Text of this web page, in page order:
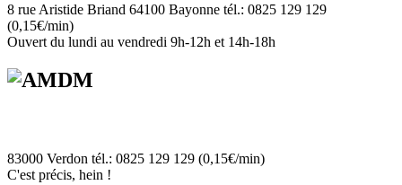
8 rue Aristide Briand 64100 Bayonne tél.: 0825 129 129
(0,15€/min)
Ouvert du lundi au vendredi 9h-12h et 14h-18h
83000 Verdon tél.: 0825 129 129 (0,15€/min)
C'est précis, hein !